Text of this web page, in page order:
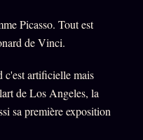
Picasso. Tout est
de Vinci.
artificielle mais
de Los Angeles, la
sa première exposition